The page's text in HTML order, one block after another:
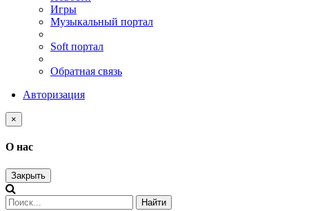
Игры
Музыкальный портал
Soft портал
Обратная связь
Авторизация
×
О нас
Закрыть